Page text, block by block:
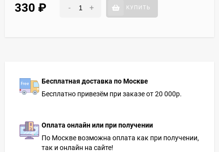
330 - + КУПИТЬ
Бесплатная доставка по Москве
Бесплатно привезём при заказе от 20 000р.
Оплата онлайн или при получении
По Москве возможна оплата как при получении,
так и онлайн на сайте!